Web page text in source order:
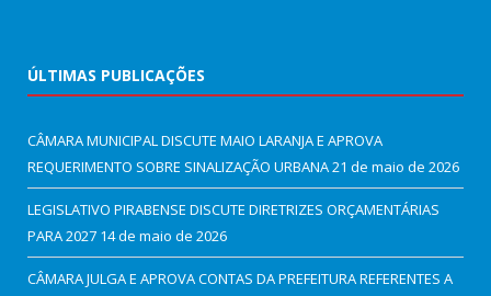
ÚLTIMAS PUBLICAÇÕES
CÂMARA MUNICIPAL DISCUTE MAIO LARANJA E APROVA
REQUERIMENTO SOBRE SINALIZAÇÃO URBANA21 de maio de 2026
LEGISLATIVO PIRABENSE DISCUTE DIRETRIZES ORÇAMENTÁRIAS
PARA 2027 14 de maio de 2026
CÂMARA JULGA E APROVA CONTAS DA PREFEITURA REFERENTES A